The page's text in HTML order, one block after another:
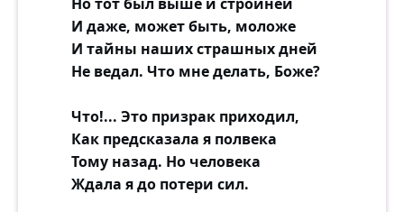
И даже, может быть, моложе
И тайны наших страшных дней
Не ведал. Что мне делать, Боже?
Что!... Это призрак приходил,
Как предсказала я полвека
Тому назад. Но человека
Ждала я до потери сил.